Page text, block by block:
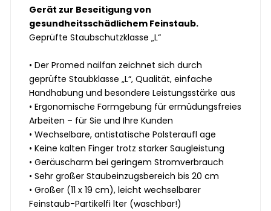
Gerät zur Beseitigung von
gesundheitsschädlichem Feinstaub.
Geprüfte Staubschutzklasse „L“
• Der Promed nailfan zeichnet sich durch
geprüfte Staubklasse „L“, Qualität, einfache
Handhabung und besondere Leistungsstärke aus
• Ergonomische Formgebung für ermüdungsfreies
Arbeiten – für Sie und Ihre Kunden
• Wechselbare, antistatische Polsteraufl age
• Keine kalten Finger trotz starker Saugleistung
• Geräuscharm bei geringem Stromverbrauch
• Sehr großer Staubeinzugsbereich bis 20 cm
• Großer (11 x 19 cm), leicht wechselbarer
Feinstaub-Partikelfi lter (waschbar!)